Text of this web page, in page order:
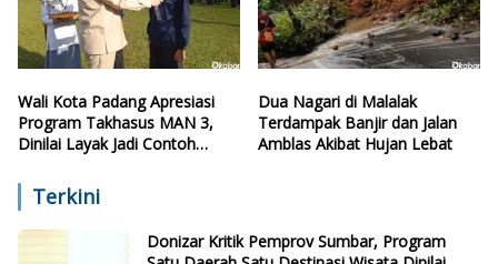
Wali Kota Padang Apresiasi
Program Takhasus MAN 3,
Dinilai Layak Jadi Contoh
Dua Nagari di Malalak
Terdampak Banjir dan Jalan
Amblas Akibat Hujan Lebat
Terkini
Donizar Kritik Pemprov Sumbar, Program